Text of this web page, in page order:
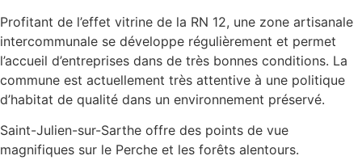
Profitant de l’effet vitrine de la RN 12, une zone artisanale
intercommunale se développe régulièrement et permet
l’accueil d’entreprises dans de très bonnes conditions. La
commune est actuellement très attentive à une politique
d’habitat de qualité dans un environnement préservé.
Saint-Julien-sur-Sarthe offre des points de vue
magnifiques sur le Perche et les forêts alentours.